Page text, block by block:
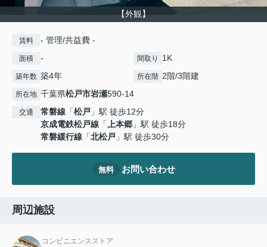
【外観】
賃料 - 管理/共益費 -
面積 - 間取り 1K
築年数 築4年 所在階 2階/3階建
所在地 千葉県松戸市岩瀬590-14
交通 常磐線 「松戸 」駅 徒歩12分
京成電鉄松戸線 「 上本郷 」駅 徒歩18分
常磐緩行線 「北松戸 」駅 徒歩30分
無料 お問い合わせ
周辺施設
コンビニエンスストア